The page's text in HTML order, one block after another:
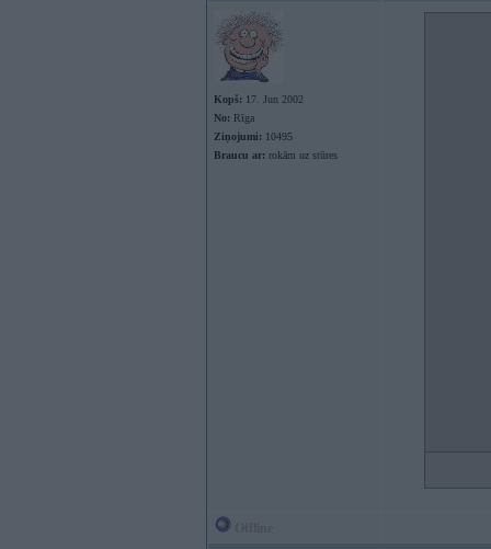
Kopš: 17. Jun 2002
No: Rīga
Ziņojumi: 10495
Braucu ar: rokām uz stūres